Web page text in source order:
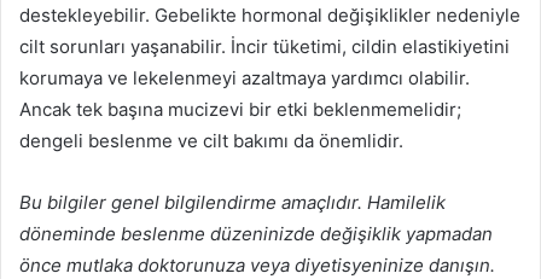
destekleyebilir. Gebelikte hormonal değişiklikler nedeniyle
cilt sorunları yaşanabilir. İncir tüketimi, cildin elastikiyetini
korumaya ve lekelenmeyi azaltmaya yardımcı olabilir.
Ancak tek başına mucizevi bir etki beklenmemelidir;
dengeli beslenme ve cilt bakımı da önemlidir.
Bu bilgiler genel bilgilendirme amaçlıdır. Hamilelik
döneminde beslenme düzeninizde değişiklik yapmadan
önce mutlaka doktorunuza veya diyetisyeninize danışın.